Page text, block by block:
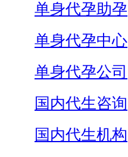
单身代孕助孕
单身代孕中心
单身代孕公司
国内代生咨询
国内代生机构